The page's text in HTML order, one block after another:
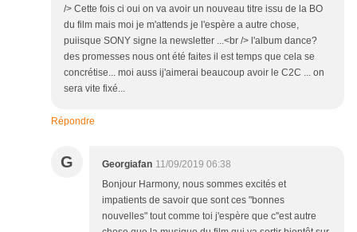
/> Cette fois ci oui on va avoir un nouveau titre issu de la BO
du film mais moi je m'attends je l'espère a autre chose,
puiisque SONY signe la newsletter ...<br /> l'album dance?
des promesses nous ont été faites il est temps que cela se
concrétise... moi auss ij'aimerai beaucoup avoir le C2C ... on
sera vite fixé...
Répondre
G Georgiafan 11/09/2019 06:38
Bonjour Harmony, nous sommes excités et
impatients de savoir que sont ces "bonnes
nouvelles" tout comme toi j'espère que c''est autre